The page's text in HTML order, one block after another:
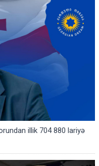
illik 704 880 lariyə